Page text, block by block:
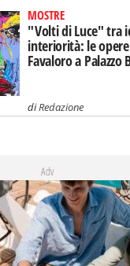
MOSTRE
"Volti di Luce" tra
interiorità: le
Favaloro a Palazzo
diRedazione
Adv